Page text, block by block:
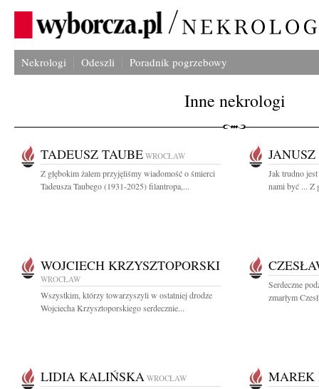
Nekrologi Odeszli Poradnik pogrzebowy
Inne nekrologi
TADEUSZ TAUBE WROCŁAW
Z głębokim żalem przyjęliśmy wiadomość o śmierci
Tadeusza Taubego (1931-2025) filantropa,...
Jak trudno
nami być ... Z
WOJCIECH KRZYSZTOPORSKI
WROCŁAW
Wszystkim, którzy towarzyszyli w ostatniej drodze
Wojciecha Krzysztoporskiego serdecznie...
Serdeczne
zmarłym
LIDIA KALIŃSKA WROCŁAW MAREK